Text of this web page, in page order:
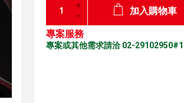
加入購物車
專案服務
專案或其他需求請洽 02-